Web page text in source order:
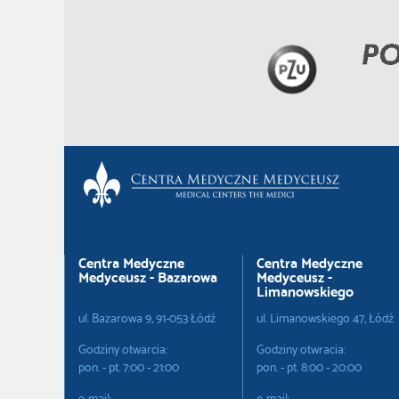
Centra Medyczne
Medyceusz - Bazarowa
ul. Bazarowa 9, 91-053 Łódź
Godziny otwarcia:
pon. - pt. 7:00 - 21:00
Centra Medyczne
Medyceusz -
Limanowskiego
ul. Limanowskiego 47, Łódź
Godziny otwracia:
pon. - pt. 8:00 - 20:00